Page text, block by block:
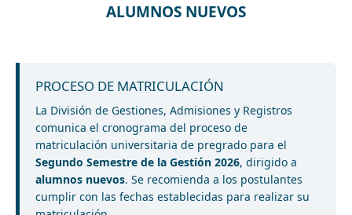
ALUMNOS NUEVOS
PROCESO DE MATRICULACIÓN
La División de Gestiones, Admisiones y Registros
comunica el cronograma del proceso de
matriculación universitaria de pregrado para el
Segundo Semestre de la Gestión 2026, dirigido a
alumnos nuevos. Se recomienda a los postulantes
cumplir con las fechas establecidas para realizar su